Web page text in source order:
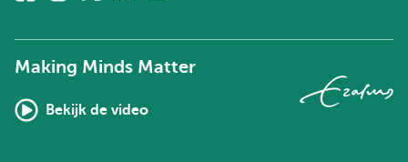
twitter)
Making Minds Matter
Bekijk de video